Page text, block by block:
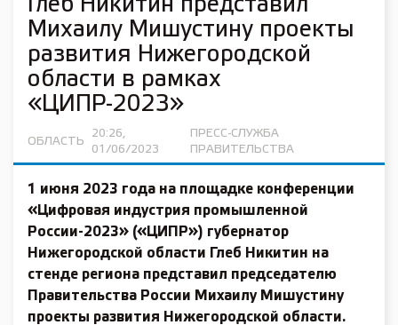
Глеб Никитин представил
Михаилу Мишустину проекты
развития Нижегородской
области в рамках
«ЦИПР-2023»
ОБЛАСТЬ
20:26,
01/06/2023
ПРЕСС-СЛУЖБА
ПРАВИТЕЛЬСТВА
1 июня 2023 года на площадке конференции
«Цифровая индустрия промышленной
России-2023» («ЦИПР») губернатор
Нижегородской области Глеб Никитин на
стенде региона представил председателю
Правительства России Михаилу Мишустину
проекты развития Нижегородской области.